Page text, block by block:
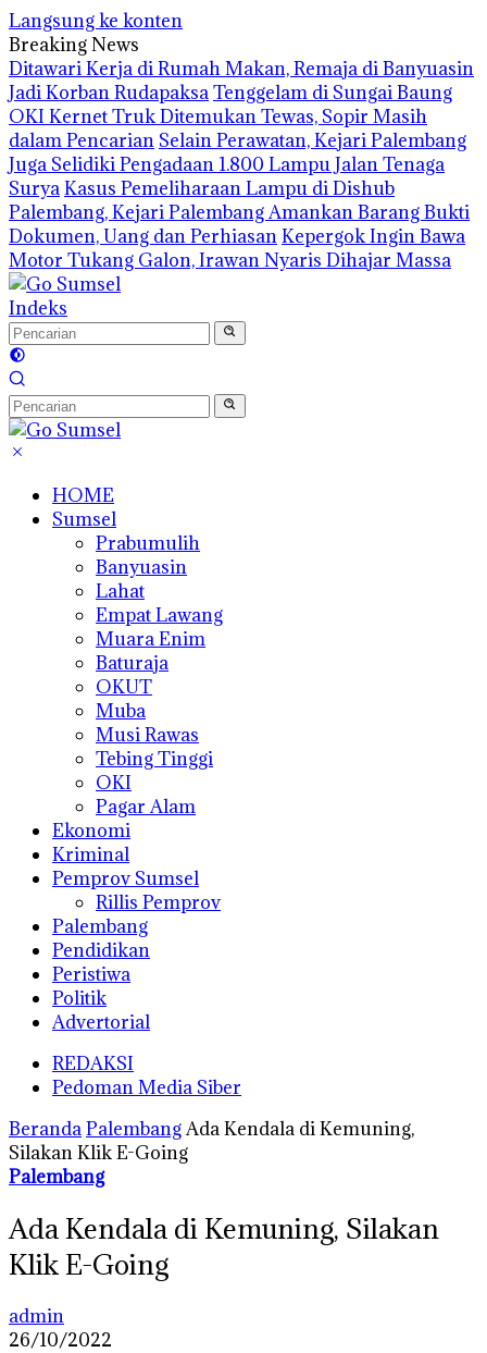
Langsung ke konten
Breaking News
Ditawari Kerja di Rumah Makan, Remaja di Banyuasin
Jadi Korban RudapaksaTenggelam di Sungai Baung
OKI Kernet Truk Ditemukan Tewas, Sopir Masih
dalam Pencarian Selain Perawatan, Kejari Palembang
Juga Selidiki Pengadaan 1.800 Lampu Jalan Tenaga
SuryaKasus Pemeliharaan Lampu di Dishub
Palembang, Kejari Palembang Amankan Barang Bukti
Dokumen, Uang dan PerhiasanKepergok Ingin Bawa
Motor Tukang Galon, Irawan Nyaris Dihajar Massa
Indeks
HOME
Sumsel
Prabumulih
Banyuasin
Lahat
Empat Lawang
Muara Enim
Baturaja
OKUT
Muba
Musi Rawas
Tebing Tinggi
OKI
Pagar Alam
Ekonomi
Kriminal
Pemprov Sumsel
Rillis Pemprov
Palembang
Pendidikan
Peristiwa
Politik
Advertorial
REDAKSI
Pedoman Media Siber
BerandaPalembangAda Kendala di Kemuning,
Silakan Klik E-Going
Palembang
Ada Kendala di Kemuning, Silakan
Klik E-Going
admin
26/10/2022